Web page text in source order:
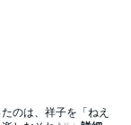
のは、祥子を「ねえ